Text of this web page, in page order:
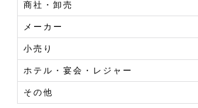
商社・卸売
メーカー
小売り
ホテル・宴会・レジャー
その他